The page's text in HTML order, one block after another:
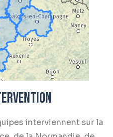
interviennent sur la